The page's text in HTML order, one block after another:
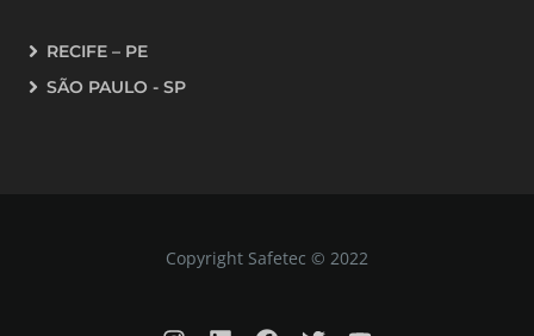
RECIFE – PE
SÃO PAULO - SP
Copyright Safetec © 2022